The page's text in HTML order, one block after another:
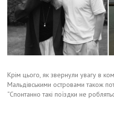
Крім цього, як звернули увагу в
Мальдівськими островами також
“Спонтанно такі поїздки не